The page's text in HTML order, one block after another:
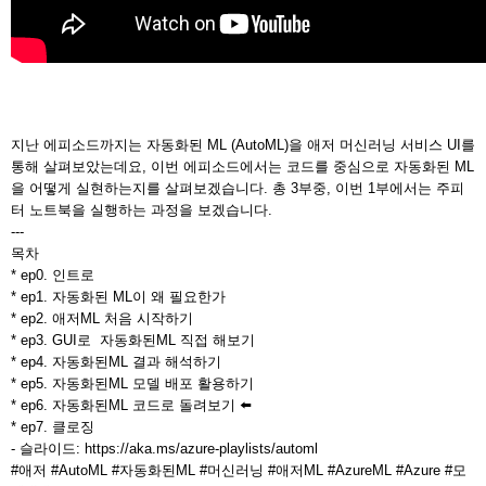
지난 에피소드까지는 자동화된 ML (AutoML)을 애저 머신러닝 서비스 UI를
통해 살펴보았는데요, 이번 에피소드에서는 코드를 중심으로 자동화된 ML
을 어떻게 실현하는지를 살펴보겠습니다. 총 3부중, 이번 1부에서는 주피
터 노트북을 실행하는 과정을 보겠습니다.
---
목차
* ep0. 인트로
* ep1. 자동화된 ML이 왜 필요한가
* ep2. 애저ML 처음 시작하기
* ep3. GUI로 자동화된ML 직접 해보기
* ep4. 자동화된ML 결과 해석하기
* ep5. 자동화된ML 모델 배포 활용하기
* ep6. 자동화된ML 코드로 돌려보기 ⬅️
* ep7. 클로징
- 슬라이드: https://aka.ms/azure-playlists/automl
#애저 #AutoML #자동화된ML #머신러닝 #애저ML #AzureML #Azure #모